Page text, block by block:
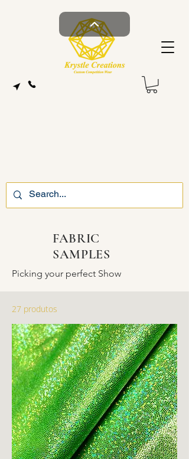
FABRIC
SAMPLES
Picking your perfect Show
27 produtos